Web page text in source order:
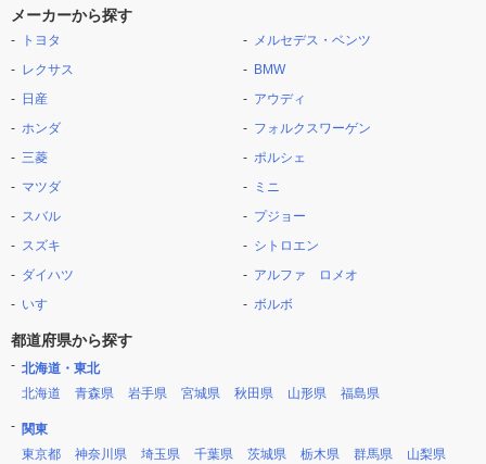
メーカーから探す
トヨタ
レクサス
日産
ホンダ
三菱
マツダ
スバル
スズキ
ダイハツ
いすゞ
メルセデス・ベンツ
BMW
アウディ
フォルクスワーゲン
ポルシェ
ミニ
プジョー
シトロエン
アルファ ロメオ
ボルボ
都道府県から探す
北海道・東北
北海道
青森県 岩手県 宮城県 秋田県 山形県 福島県
関東
東京都
神奈川県 埼玉県 千葉県 茨城県 栃木県 群馬県 山梨県